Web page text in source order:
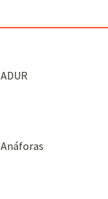
ADUR
Anáforas